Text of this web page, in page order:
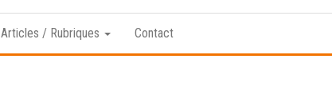
Articles / Rubriques Contact